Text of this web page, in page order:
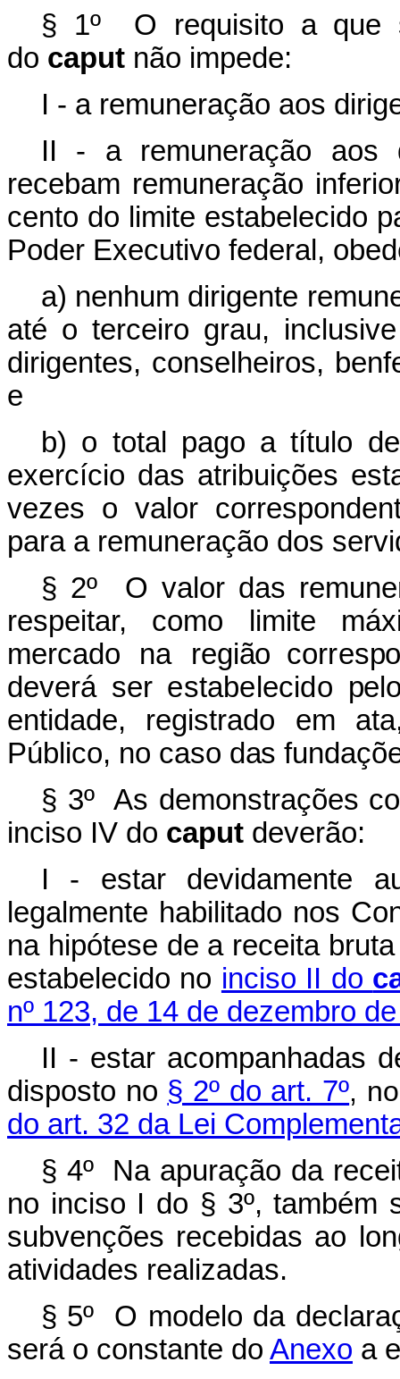
§ 1º O requisito a que
do caput não impede:
I - a remuneração aos
II - a remuneração aos
recebam remuneração
cento do limite estabelecido
Poder Executivo federal,
a) nenhum dirigente
até o terceiro grau,
dirigentes, conselheiros,
e
b) o total pago a título
exercício das atribuições
vezes o valor
para a remuneração dos
§ 2º O valor das remune
respeitar, como limite máx
mercado
na região corresp
deverá ser estabelecido pe
entidade, registrado em
Púb lico, no caso das fundaçõ
§ 3º As demonstrações
inciso IV do caput deverão:
I - estar devidamente
legalmente habilitado nos
na hipótese de a receita
estabelecido no inciso II do
nº 123, de 14 de dezembro
II - estar acompanhadas
disposto no § 2º do art. 7º,
do art. 32 da Lei
§ 4º Na apuração da
no inciso I do § 3º, também
subvenções recebidas ao
atividades realizadas.
§ 5º O modelo da
será o constante do Anexo a